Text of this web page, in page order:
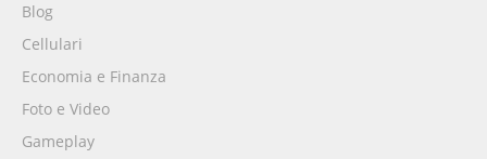
Blog
Cellulari
Economia e Finanza
Foto e Video
Gameplay